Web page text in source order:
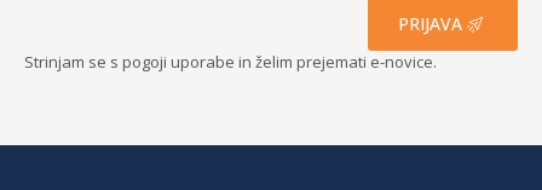
PRIJAVA
Strinjam se s pogoji uporabe in želim prejemati e-novice.